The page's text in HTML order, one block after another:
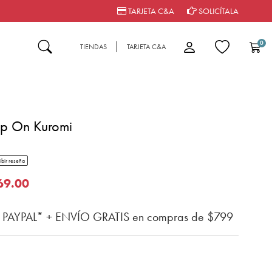
TARJETA C&A SOLICÍTALA
TIENDAS TARJETA C&A 0
On Kuromi
cliente
rating
reseña
de
+ ENVÍO GRATIS en compras de $799